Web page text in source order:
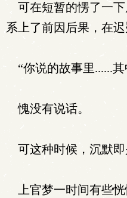
可在短暂的愣了一下
系上了前因后果，在迟
“你说的故事里......
愧没有说话。
可这种时候，沉默即
上官梦一时间有些恍